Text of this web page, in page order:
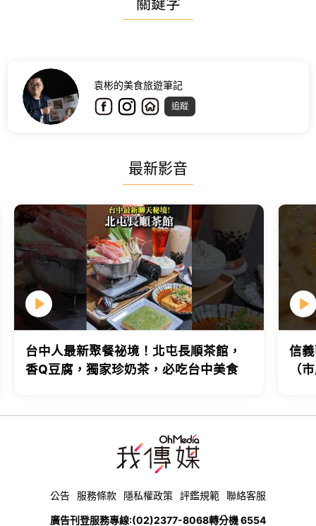
袁彬的美食旅遊筆記
追蹤
最新影音
台中人最新聚餐祕境！北屯長順茶館，
香Q豆腐，獨家珍奶茶，必吃台中美食
信
（
公告 服務條款 隱私權政策 評鑑規範 聯絡客服
廣告刊登服務專線:(02)2377-8068轉分機 6554